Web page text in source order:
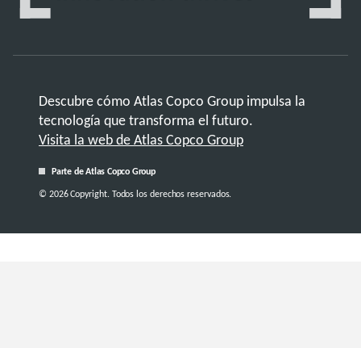
Descubre cómo Atlas Copco Group impulsa la
tecnología que transforma el futuro.
Visita la web de Atlas Copco Group
Parte de Atlas Copco Group
© 2026 Copyright. Todos los derechos reservados.